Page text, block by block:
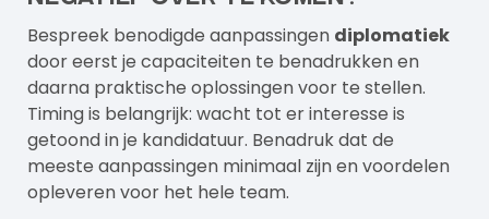
Bespreek benodigde aanpassingen diplomatiek
door eerst je capaciteiten te benadrukken en
daarna praktische oplossingen voor te stellen.
Timing is belangrijk: wacht tot er interesse is
getoond in je kandidatuur. Benadruk dat de
meeste aanpassingen minimaal zijn en voordelen
opleveren voor het hele team.